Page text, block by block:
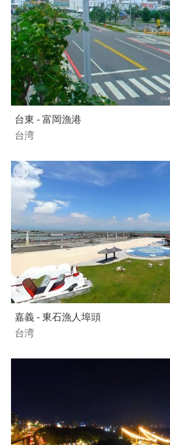
台東 - 富岡漁港
台湾
嘉義 - 東石漁人埠頭
台湾